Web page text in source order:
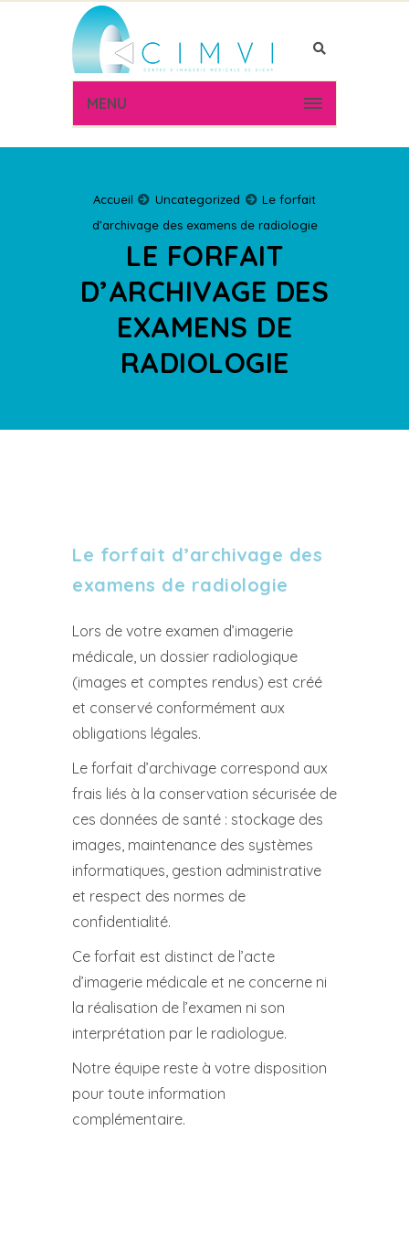
MENU
Accueil Uncategorized
Le forfait
d’archivage des examens de radiologie
LE FORFAIT
D’ARCHIVAGE DES
EXAMENS DE
RADIOLOGIE
Le forfait d’archivage des
examens de radiologie
Lors de votre examen d’imagerie
médicale, un dossier radiologique
(images et comptes rendus) est créé
et conservé conformément aux
obligations légales.
Le forfait d’archivage correspond aux
frais liés à la conservation sécurisée de
ces données de santé : stockage des
images, maintenance des systèmes
informatiques, gestion administrative
et respect des normes de
confidentialité.
Ce forfait est distinct de l’acte
d’imagerie médicale et ne concerne ni
la réalisation de l’examen ni son
interprétation par le radiologue.
Notre équipe reste à votre disposition
pour toute information
complémentaire.